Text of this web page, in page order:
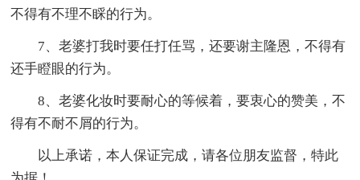
不得有不理不睬的行为。
7、老婆打我时要任打任骂，还要谢主隆恩，不得有
还手瞪眼的行为。
8、老婆化妆时要耐心的等候着，要衷心的赞美，不
得有不耐不屑的行为。
以上承诺，本人保证完成，请各位朋友监督，特此